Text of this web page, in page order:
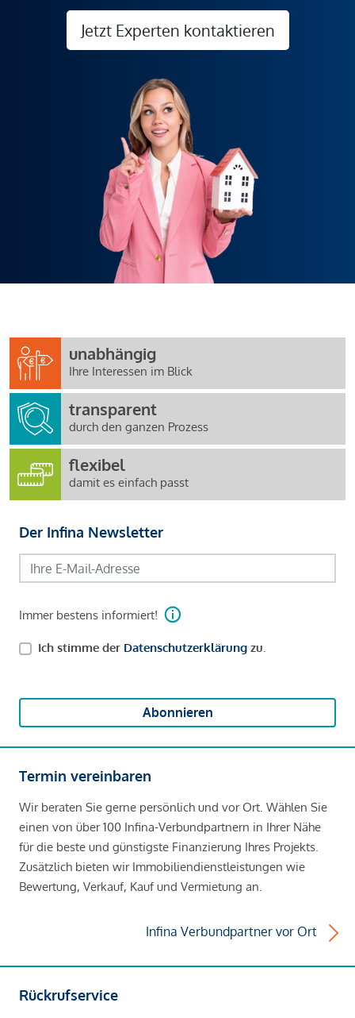
Jetzt Experten kontaktieren
unabhängig
Ihre Interessen im Blick
transparent
durch den ganzen Prozess
flexibel
damit es einfach passt
Der Infina Newsletter
Immer bestens informiert!
Ich stimme der Datenschutzerklärung zu.
Abonnieren
Termin vereinbaren
Wir beraten Sie gerne persönlich und vor Ort. Wählen Sie
einen von über 100 Infina-Verbundpartnern in Ihrer Nähe
für die beste und günstigste Finanzierung Ihres Projekts.
Zusätzlich bieten wir Immobiliendienstleistungen wie
Bewertung, Verkauf, Kauf und Vermietung an.
Infina Verbundpartner vor Ort
Rückrufservice